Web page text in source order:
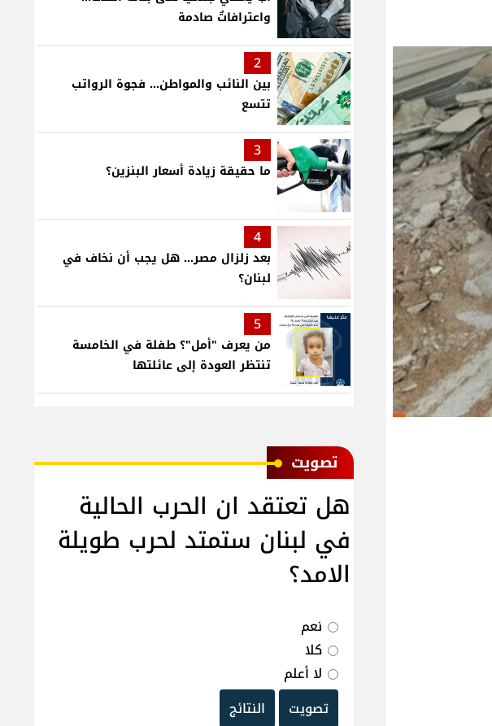
واعترافاتٌ صادمة
2
بين النائب والمواطن... فجوة الرواتب
تتسع
3
ما حقيقة زيادة أسعار البنزين؟
4
بعد زلزال مصر... هل يجب أن نخاف في
لبنان؟
5
من يعرف "أمل"؟ طفلة في الخامسة
تنتظر العودة إلى عائلتها
ﺗﺼﻮﻳﺖ
هل تعتقد ان الحرب الحالية
في لبنان ستمتد لحرب طويلة
الامد؟
نعم
كلا
لا أعلم
تصويت
النتائج